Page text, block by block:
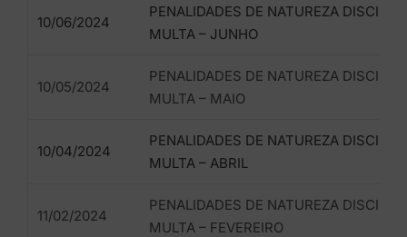
10/06/2024
PENALIDADES DE NATUREZA
MULTA – JUNHO
10/05/2024
PENALIDADES DE NATUREZA
MULTA – MAIO
10/04/2024
PENALIDADES DE NATUREZA
MULTA – ABRIL
11/02/2024
PENALIDADES DE NATUREZA
MULTA – FEVEREIRO